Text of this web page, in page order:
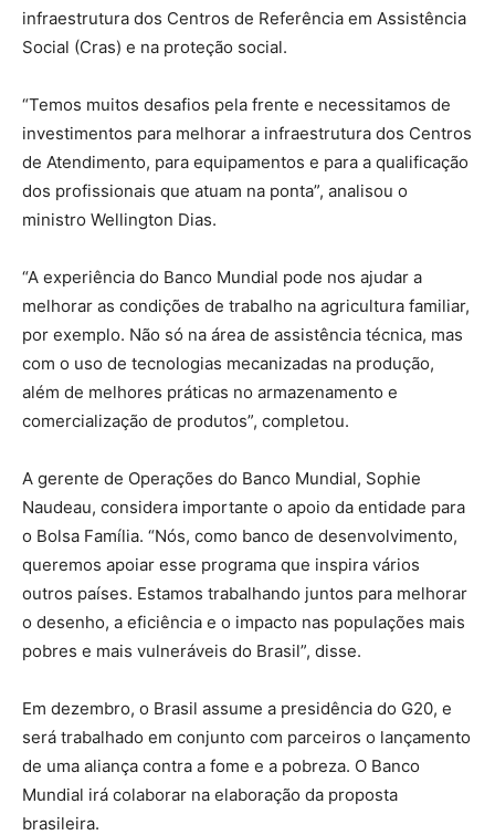
infraestrutura dos Centros de Referência em Assistência
Social (Cras) e na proteção social.
“Temos muitos desafios pela frente e necessitamos de
investimentos para melhorar a infraestrutura dos Centros
de Atendimento, para equipamentos e para a qualificação
dos profissionais que atuam na ponta”, analisou o
ministro Wellington Dias.
“A experiência do Banco Mundial pode nos ajudar a
melhorar as condições de trabalho na agricultura familiar,
por exemplo. Não só na área de assistência técnica, mas
com o uso de tecnologias mecanizadas na produção,
além de melhores práticas no armazenamento e
comercialização de produtos”, completou.
A gerente de Operações do Banco Mundial, Sophie
Naudeau, considera importante o apoio da entidade para
o Bolsa Família. “Nós, como banco de desenvolvimento,
queremos apoiar esse programa que inspira vários
outros países. Estamos trabalhando juntos para melhorar
o desenho, a eficiência e o impacto nas populações mais
pobres e mais vulneráveis do Brasil”, disse.
Em dezembro, o Brasil assume a presidência do G20, e
será trabalhado em conjunto com parceiros o lançamento
de uma aliança contra a fome e a pobreza. O Banco
Mundial irá colaborar na elaboração da proposta
brasileira.